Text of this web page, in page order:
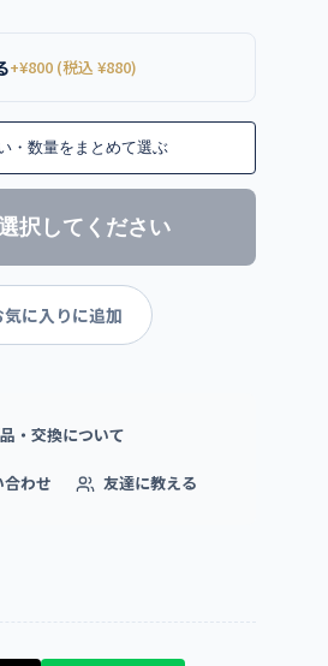
+¥800 (税込 ¥880)
・数量をまとめて選ぶ
択してください
気に入りに追加
・交換について
わせ 友達に教える